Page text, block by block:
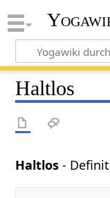
Haltlos
Haltlos-